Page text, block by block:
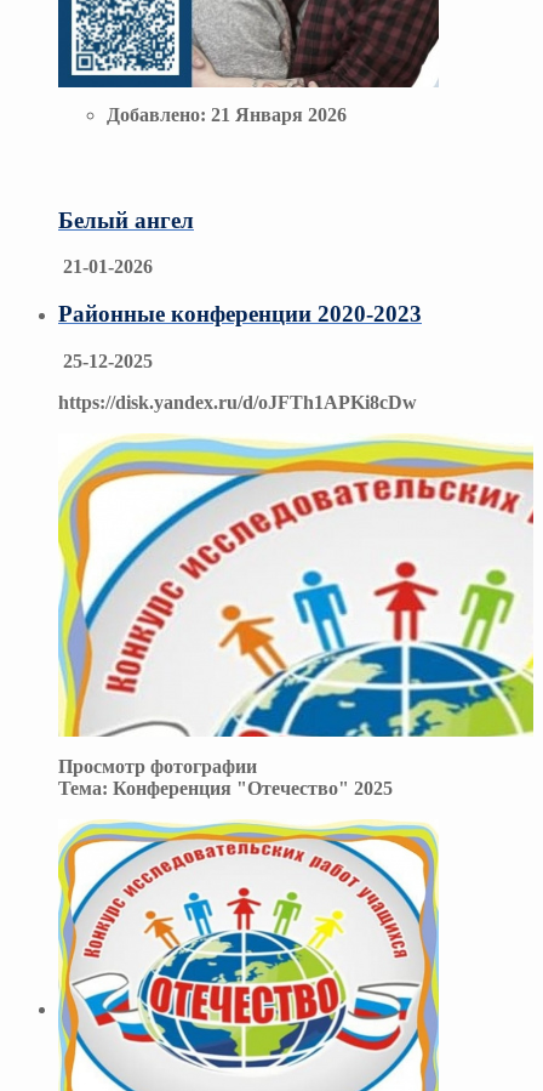
Добавлено: 21 Января 2026
Белый ангел
21-01-2026
Районные конференции 2020-2023
25-12-2025
https://disk.yandex.ru/d/oJFTh1APKi8cDw
Просмотр фотографии
Тема: Конференция "Отечество" 2025